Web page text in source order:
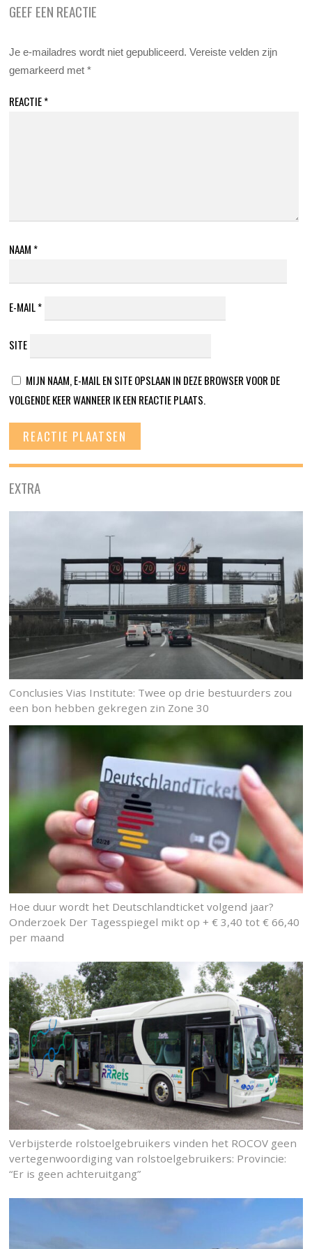
GEEF EEN REACTIE
Je e-mailadres wordt niet gepubliceerd. Vereiste velden zijn
gemarkeerd met*
REACTIE*
NAAM *
E-MAIL*
SITE
MIJN NAAM, E-MAIL EN SITE OPSLAAN IN DEZE BROWSER VOOR DE
VOLGENDE KEER WANNEER IK EEN REACTIE PLAATS.
EXTRA
Conclusies Vias Institute: Twee op drie bestuurders zou
een bon hebben gekregen zin Zone 30
Hoe duur wordt het Deutschlandticket volgend jaar?
Onderzoek Der Tagesspiegel mikt op + € 3,40 tot € 66,40
per maand
Verbijsterde rolstoelgebruikers vinden het ROCOV geen
vertegenwoordiging van rolstoelgebruikers: Provincie:
“Er is geen achteruitgang”